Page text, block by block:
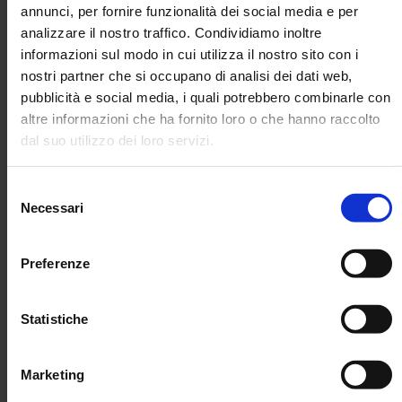
annunci, per fornire funzionalità dei social media e per
analizzare il nostro traffico. Condividiamo inoltre
informazioni sul modo in cui utilizza il nostro sito con i
nostri partner che si occupano di analisi dei dati web,
pubblicità e social media, i quali potrebbero combinarle con
altre informazioni che ha fornito loro o che hanno raccolto
dal suo utilizzo dei loro servizi.
delNecessari
Preferenze
Statistiche
Marketing
Basandoci sulla nostra esperienza con PMI, segnaliamo i
rischi più comuni:
Mancato monitoraggio della soglia:superare anche
per poco può far scattare il fringe benefit tassabile per
intero.
Classificazione figli a carico:
richiede dichiarazione del lavoratore (codice fiscale dei
Documentazione insufficiente:
vanno conservate
Allineamento interno:
ogni beneficio deve essere
Basta un euro oltre soglia per
tassare tutto